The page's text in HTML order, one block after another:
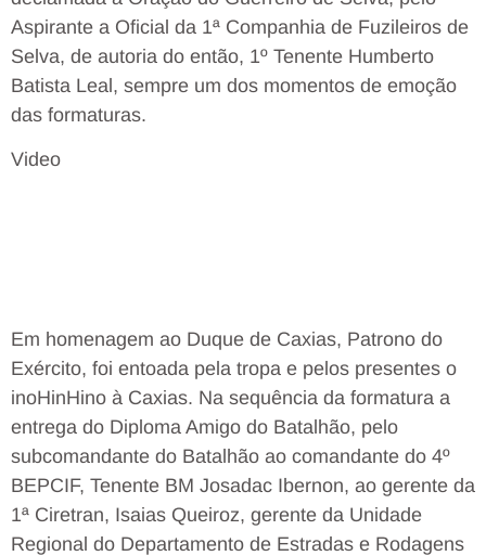
Aspirante a Oficial da 1ª Companhia de Fuzileiros de
Selva, de autoria do então, 1º Tenente Humberto
Batista Leal, sempre um dos momentos de emoção
das formaturas.
Video
Em homenagem ao Duque de Caxias, Patrono do
Exército, foi entoada pela tropa e pelos presentes o
inoHinHino à Caxias. Na sequência da formatura a
entrega do Diploma Amigo do Batalhão, pelo
subcomandante do Batalhão ao comandante do 4º
BEPCIF, Tenente BM Josadac Ibernon, ao gerente da
1ª Ciretran, Isaias Queiroz, gerente da Unidade
Regional do Departamento de Estradas e Rodagens